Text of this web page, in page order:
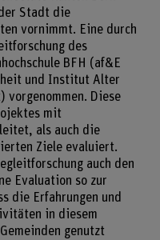
Stadt die
vornimmt. Eine durch
des
BFH (af&E
und Institut Alter
vorgenommen. Diese
mit
als auch die
Ziele evaluiert.
auch den
Evaluation so zur
die Erfahrungen und
in diesem
genutzt